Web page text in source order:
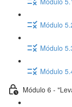
Módulo
Módulo
Módulo
Módulo 6 -